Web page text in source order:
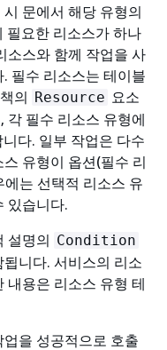
문에서 해당 유형의
필요한 리소스가 하나
소스와 함께 작업을 사
필수 리소스는 테이블
의 Resource 요소
각 필수 리소스 유형에
다. 일부 작업은 다수
유형이 옵션(필수 리
는 선택적 리소스 유
있습니다.
설명의 Condition
니다. 서비스의 리소
내용은 리소스 유형 테
업을 성공적으로 호출